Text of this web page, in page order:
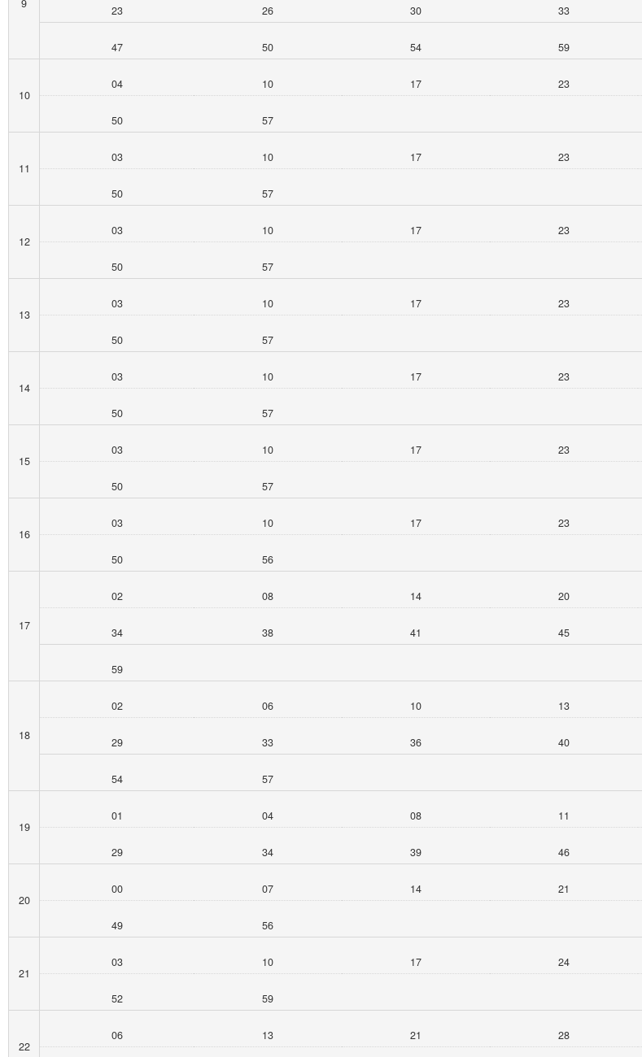
9 23 26 30 33
47 50 54 59
10
04 10 17 23
50 57
11
03 10 17 23
50 57
12
03 10 17 23
50 57
13
03 10 17 23
50 57
14
03 10 17 23
50 57
15
03 10 17 23
50 57
16
03 10 17 23
50 56
17
02 08 14 20
34 38 41 45
59
18
02 06 10 13
29 33 36 40
54 57
19
01 04 08 11
29 34 39 46
20
00 07 14 21
49 56
21
03 10 17 24
52 59
22
06 13 21 28